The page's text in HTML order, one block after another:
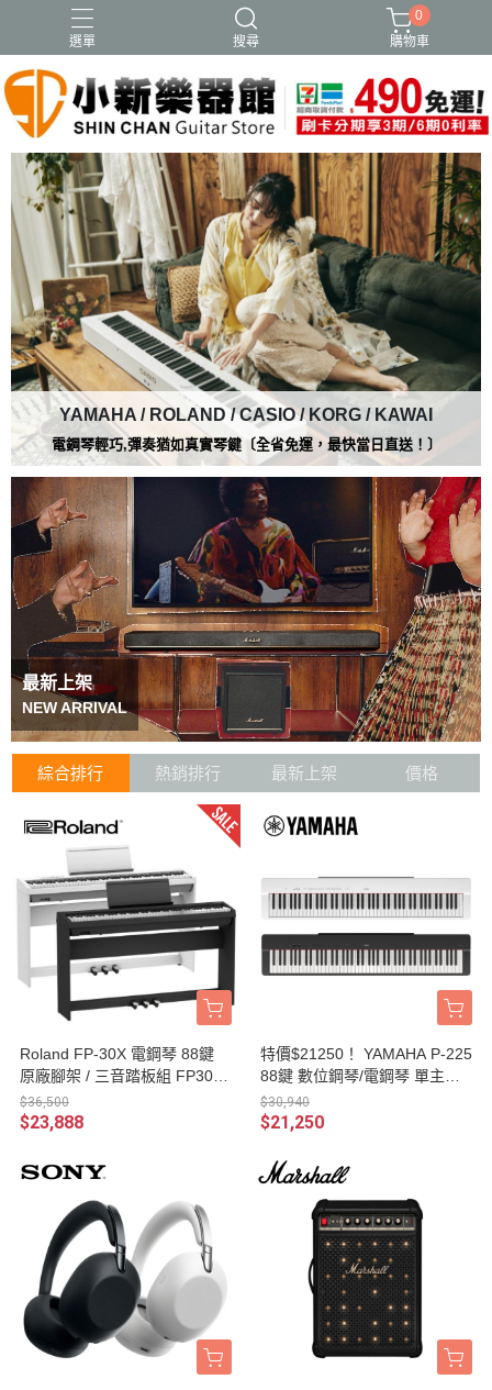
選單 搜尋
0
購物車
YAMAHA / ROLAND / CASIO / KORG / KAWAI
電鋼琴輕巧,彈奏猶如真實琴鍵〔全省免運，最快當日直送！〕
最新上架
NEW ARRIVAL
綜合排行 熱銷排行 最新上架 價格
Roland FP-30X 電鋼琴 88鍵
原廠腳架 / 三音踏板組 FP30x
數位鋼琴 台灣公司貨保固
$36,500
$23,888
特價$21250！ YAMAHA P-225
88鍵 數位鋼琴/電鋼琴 單主機 /
含單音踏板 原廠公司貨 P225
$30,940
$21,250